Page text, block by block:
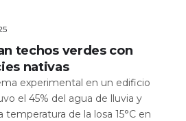
techos verdes con
nativas
experimental en un edificio
el 45% del agua de lluvia y
temperatura de la losa 15°C en